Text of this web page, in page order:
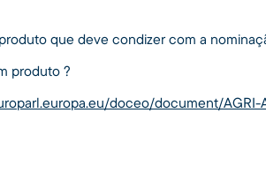
que deve condizer com a
produto ?
doceo/document/AGRI-